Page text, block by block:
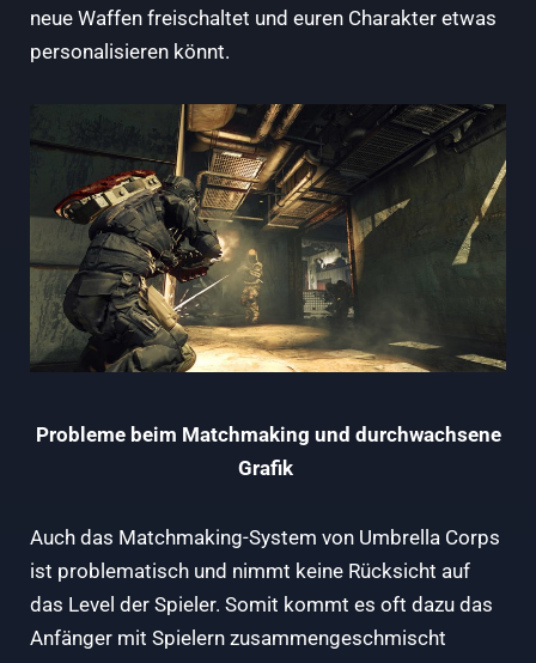
neue Waffen freischaltet und euren Charakter etwas
personalisieren könnt.
Probleme beim Matchmaking und durchwachsene
Grafik
Auch das Matchmaking-System von Umbrella Corps
ist problematisch und nimmt keine Rücksicht auf
das Level der Spieler. Somit kommt es oft dazu das
Anfänger mit Spielern zusammengeschmischt